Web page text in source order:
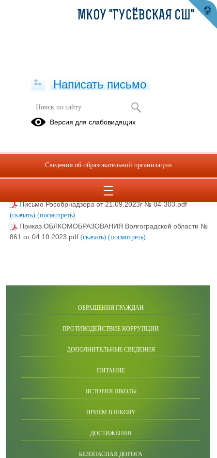
Итоговое сочинение
(скачать) (посмотреть)
(скачать)
Письмо Рособрнадзора от 21.09.2023г № 04-303.pdf
(скачать) (посмотреть)
Приказ ОБЛКОМОБРАЗОВАНИЯ Волгоградской области №
861 от 04.10.2023.pdf (скачать) (посмотреть)
ОБРАЩЕНИЯ ГРАЖДАН
ПРОТИВОДЕЙСТВИЕ КОРРУПЦИИ
ДОПОЛНИТЕЛЬНЫЕ СВЕДЕНИЯ
ПИТАНИЕ
ИСТОРИЯ ШКОЛЫ
ПРИЕМ В ШКОЛУ
ДОСТИЖЕНИЯ
БЕЗОПАСНАЯ ДОРОГА
МКОУ "ГУСЁВСКАЯ СШ"
Написать письмо
Версия для слабовидящих
Сведения об образовательной организации